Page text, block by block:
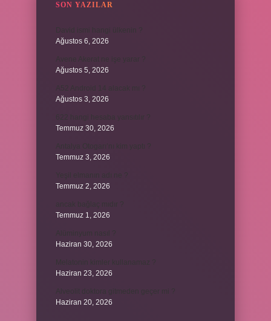
SON YAZILAR
Ağustos 6, 2026
Ağustos 5, 2026
Ağustos 3, 2026
Temmuz 30, 2026
Temmuz 3, 2026
Temmuz 2, 2026
Temmuz 1, 2026
Haziran 30, 2026
Haziran 23, 2026
Haziran 20, 2026